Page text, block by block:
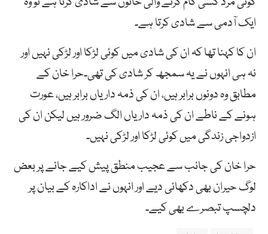
ایک آدمی سے شادی کرتا ہے۔
ان کا کہنا تھا کہ ان کی شادی میں کوئی لڑکا اور لڑکی نہیں اور
نہ ہی انہوں نے یہ سمجھ کر شادی کی تھی۔حرا خان کے
مطابق وہ دونوں برابر ہیں، ان کی ذمہ داریاں برابر ہیں، عورت
ہونے کے ناطے ان کی ذمہ داریاں الگ ضرور ہیں لیکن ان کی
ازدواجی زندگی میں کوئی لڑکا اور لڑکی نہیں۔
حرا خان کی جانب سے عجیب منطق پیش کیے جانے پر بعض
لوگ حیران بھی دکھائی دیے اور انہوں نے اداکارہ کے بیان پر
دلچسپ تبصرے بھی کیے۔